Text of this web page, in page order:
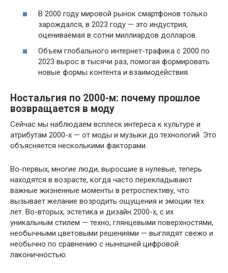
В 2000 году мировой рынок смартфонов только
зарождался, в 2023 году — это индустрия,
оцениваемая в сотни миллиардов долларов.
Объем глобального интернет-трафика с 2000 по
2023 вырос в тысячи раз, помогая формировать
новые формы контента и взаимодействия.
Ностальгия по 2000-м: почему прошлое
возвращается в моду
Сейчас мы наблюдаем всплеск интереса к культуре и
атрибутам 2000-х — от моды и музыки до технологий. Это
объясняется несколькими факторами.
Во-первых, многие люди, выросшие в нулевые, теперь
находятся в возрасте, когда часто перекладывают
важные жизненные моменты в ретроспективу, что
вызывает желание возродить ощущения и эмоции тех
лет. Во-вторых, эстетика и дизайн 2000-х, с их
уникальным стилем — техно, глянцевыми поверхностями,
необычными цветовыми решениями — выглядят свежо и
необычно по сравнению с нынешней цифровой
лаконичностью.